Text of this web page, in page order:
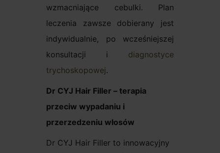
wzmacniające cebulki. Plan
leczenia zawsze dobierany jest
indywidualnie, po wcześniejszej
konsultacji i diagnostyce
trychoskopowej.
Dr CYJ Hair Filler – terapia
przeciw wypadaniu i
przerzedzeniu włosów
Dr CYJ Hair Filler to innowacyjny